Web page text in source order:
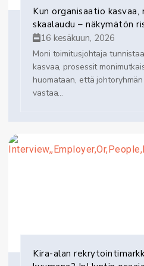
Kun organisaatio
skaalaudu – näkymätön
16 kesäkuun, 2026
Moni toimitusjohtaja
kasvaa, prosessit
huomataan, että
vastaa...
Kira-alan